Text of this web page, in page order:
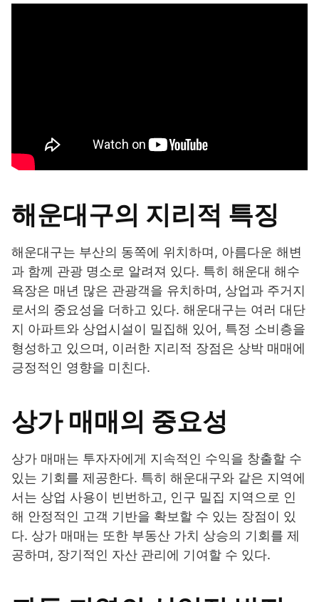
해운대구의 지리적 특징
해운대구는 부산의 동쪽에 위치하며, 아름다운 해변
과 함께 관광 명소로 알려져 있다. 특히 해운대 해수
욕장은 매년 많은 관광객을 유치하며, 상업과 주거지
로서의 중요성을 더하고 있다. 해운대구는 여러 대단
지 아파트와 상업시설이 밀집해 있어, 특정 소비층을
형성하고 있으며, 이러한 지리적 장점은 상박 매매에
긍정적인 영향을 미친다.
상가 매매의 중요성
상가 매매는 투자자에게 지속적인 수익을 창출할 수
있는 기회를 제공한다. 특히 해운대구와 같은 지역에
서는 상업 사용이 빈번하고, 인구 밀집 지역으로 인
해 안정적인 고객 기반을 확보할 수 있는 장점이 있
다. 상가 매매는 또한 부동산 가치 상승의 기회를 제
공하며, 장기적인 자산 관리에 기여할 수 있다.